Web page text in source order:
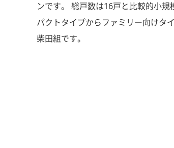
ンです。 総戸数は16戸と比較的小
パクトタイプからファミリー向けタ
柴田組です。